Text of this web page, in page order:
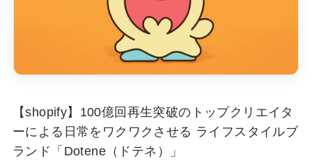
【shopify】100億回再生突破のトップクリエイタ
ーによる日常をワクワクさせる ライフスタイルブ
ランド「Dotene（ドテネ）」